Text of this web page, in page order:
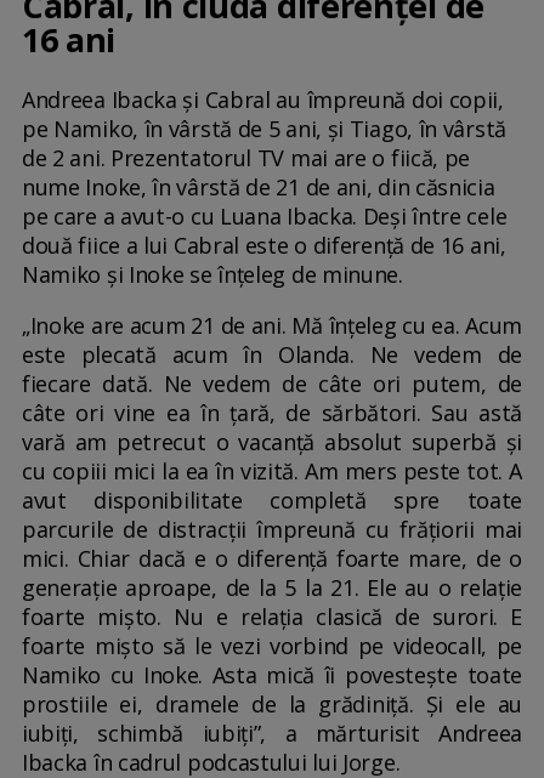
16 ani
Andreea Ibacka și Cabral au împreună doi copii,
pe Namiko, în vârstă de 5 ani, și Tiago, în vârstă
de 2 ani. Prezentatorul TV mai are o fiică, pe
nume Inoke, în vârstă de 21 de ani, din căsnicia
pe care a avut-o cu Luana Ibacka. Deși între cele
două fiice a lui Cabral este o diferență de 16 ani,
Namiko și Inoke se înțeleg de minune.
„Inoke are acum 21 de ani. Mă înțeleg cu ea. Acum
este plecată acum în Olanda. Ne vedem de
fiecare dată. Ne vedem de câte ori putem, de
câte ori vine ea în țară, de sărbători. Sau astă
vară am petrecut o vacanță absolut superbă și
cu copiii mici la ea în vizită. Am mers peste tot. A
avut disponibilitate completă spre toate
parcurile de distracții împreună cu frățiorii mai
mici. Chiar dacă e o diferență foarte mare, de o
generație aproape, de la 5 la 21. Ele au o relație
foarte mișto. Nu e relația clasică de surori. E
foarte mișto să le vezi vorbind pe videocall, pe
Namiko cu Inoke. Asta mică îi povestește toate
prostiile ei, dramele de la grădiniță. Și ele au
iubiți, schimbă iubiți”, a mărturisit Andreea
Ibacka în cadrul podcastului lui Jorge.